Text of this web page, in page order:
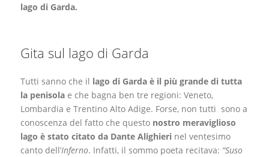
lago di Garda.
Gita sul lago di Garda
Tutti sanno che il lago di Garda è il più grande di tutta
la penisola e che bagna ben tre regioni: Veneto,
Lombardia e Trentino Alto Adige. Forse, non tutti sono a
conoscenza del fatto che questo nostro meraviglioso
lago è stato citato da Dante Alighieri nel ventesimo
canto dell’Inferno. Infatti, il sommo poeta recitava: “Suso